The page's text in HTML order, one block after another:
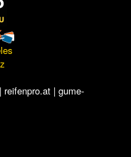
| reifenpro.at | gume-